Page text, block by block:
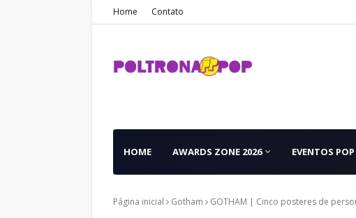
Home Contato
HOME AWARDS ZONE 2026 EVENTOS POP
Página inicial Gotham GOTHAM | Cinco posteres de